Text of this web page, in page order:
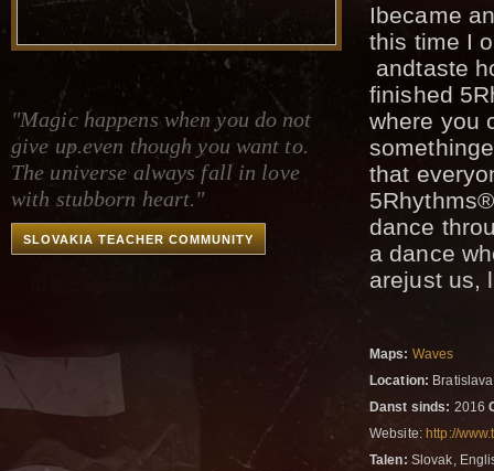
"Magic happens when you do not
give up.even though you want to.
The universe always fall in love
with stubborn heart."
SLOVAKIA TEACHER COMMUNITY
Ibecame
this time I
andtaste
finished
where you
that
dance
a dance
arejust us,
Maps: Waves
Location:
Danst sinds: 2016
Website: http://
Talen: Slovak,